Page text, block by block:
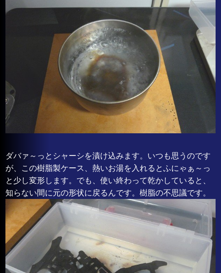
ダバァ～っとシャーシを漬け込みます。いつも思うのです
が、この樹脂製ケース、熱いお湯を入れるとふにゃぁ～っ
と少し変形します。でも、使い終わって乾かしていると、
知らない間に元の形状に戻るんです。樹脂の不思議です。